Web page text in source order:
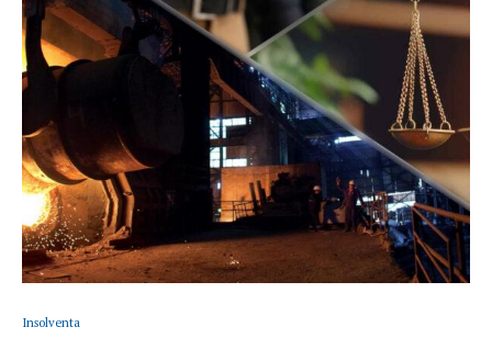
Insolventa